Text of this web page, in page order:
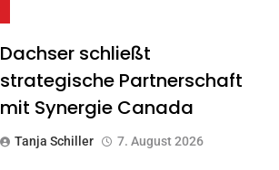
Dachser schließt
strategische Partnerschaft
mit Synergie Canada
Tanja Schiller 7. August 2026